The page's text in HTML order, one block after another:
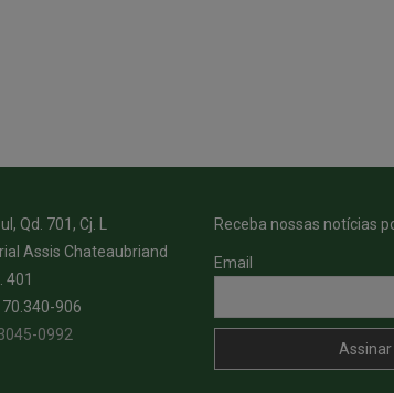
Qd. 701, Cj. L
Assis Chateaubriand
401
70.340-906
0992
Receba nossas notícias
Email